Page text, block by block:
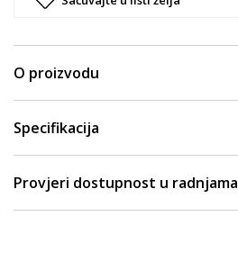
O proizvodu
Specifikacija
Provjeri dostupnost u radnjama